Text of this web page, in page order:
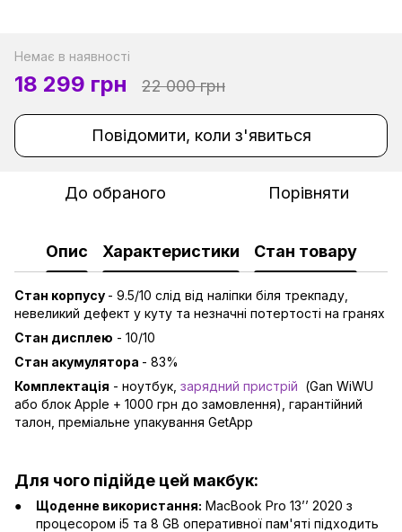
Немає в наявності
18 299 грн 22 000 грн
Повідомити, коли з'явиться
До обраного Порівняти
Опис Характеристики Стан товару
Стан корпусу - 9.5/10 слід від наліпки біля трекпаду,
невеликий дефект у куту та незначні потертості на гранях
Стан дисплею - 10/10
Стан акумулятора - 83%
Комплектація - ноутбук, зарядний пристрій (Gan WiWU
або блок Apple + 1000 грн до замовлення), гарантійний
талон, преміальне упакування GetApp
Для чого підійде цей макбук:
Щоденне використання: MacBook Pro 13’’ 2020 з
процесором i5 та 8 GB оперативної пам'яті підходить